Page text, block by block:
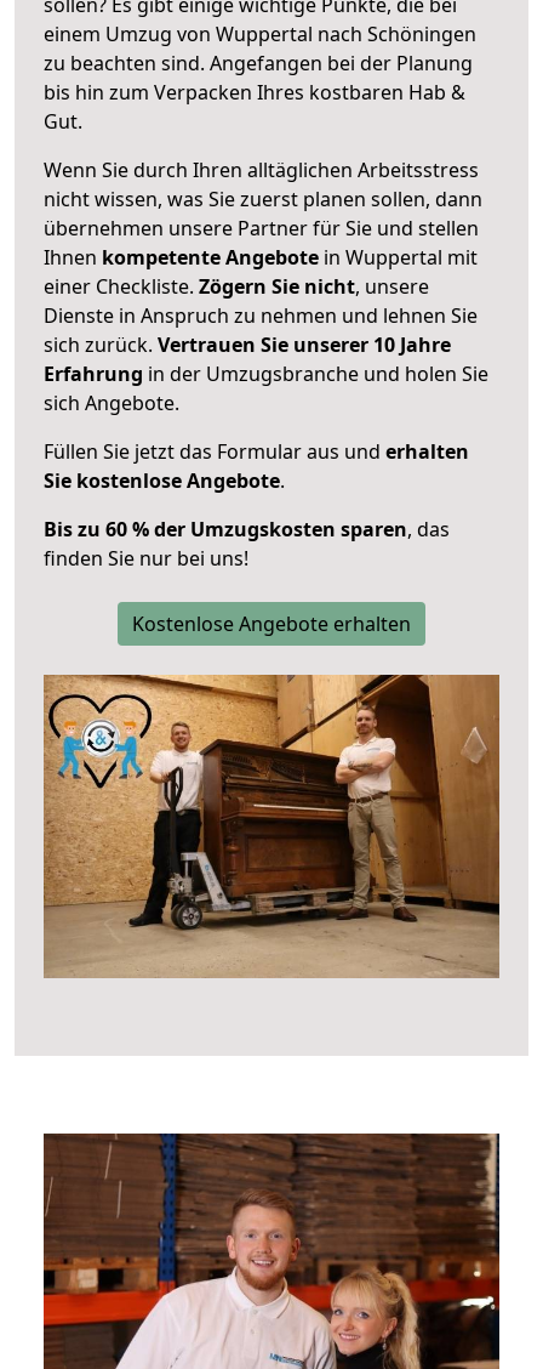
einem Umzug von Wuppertal nach Schöningen
zu beachten sind. Angefangen bei der Planung
bis hin zum Verpacken Ihres kostbaren Hab &
Gut.
Wenn Sie durch Ihren alltäglichen Arbeitsstress
nicht wissen, was Sie zuerst planen sollen, dann
übernehmen unsere Partner für Sie und stellen
Ihnen kompetente Angebote in Wuppertal mit
einer Checkliste. Zögern Sie nicht, unsere
Dienste in Anspruch zu nehmen und lehnen Sie
sich zurück. Vertrauen Sie unserer 10 Jahre
Erfahrung in der Umzugsbranche und holen Sie
sich Angebote.
Füllen Sie jetzt das Formular aus und erhalten
Sie kostenlose Angebote.
Bis zu 60 % der Umzugskosten sparen, das
finden Sie nur bei uns!
Kostenlose Angebote erhalten